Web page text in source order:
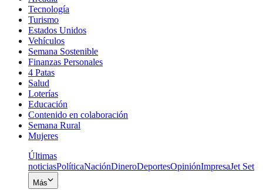
Tecnología
Turismo
Estados Unidos
Vehículos
Semana Sostenible
Finanzas Personales
4 Patas
Salud
Loterías
Educación
Contenido en colaboración
Semana Rural
Mujeres
Últimas
noticiasPolíticaNaciónDineroDeportesOpiniónImpresaJet Set
Más